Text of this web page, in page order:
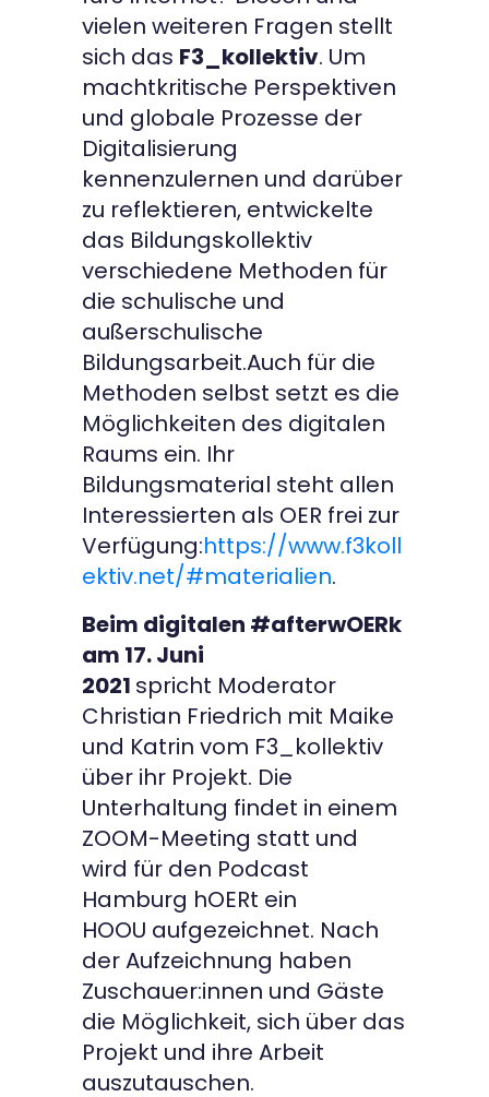
vielen weiteren Fragen stellt
sich das F3_kollektiv. Um
machtkritische Perspektiven
und globale Prozesse der
Digitalisierung
kennenzulernen und darüber
zu reflektieren, entwickelte
das Bildungskollektiv
verschiedene Methoden für
die schulische und
außerschulische
Bildungsarbeit.Auch für die
Methoden selbst setzt es die
Möglichkeiten des digitalen
Raums ein. Ihr
Bildungsmaterial steht allen
Interessierten als OER frei zur
Verfügung:https://www.f3koll
ektiv.net/#materialien.
Beim digitalen #afterwOERk
am 17. Juni
2021 spricht Moderator
Christian Friedrich mit Maike
und Katrin vom F3_kollektiv
über ihr Projekt. Die
Unterhaltung findet in einem
ZOOM-Meeting statt und
wird für den Podcast
Hamburg hOERt ein
HOOU aufgezeichnet. Nach
der Aufzeichnung haben
Zuschauer:innen und Gäste
die Möglichkeit, sich über das
Projekt und ihre Arbeit
auszutauschen.